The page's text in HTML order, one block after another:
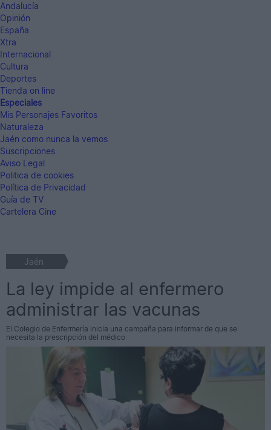
Andalucía
Opinión
España
Xtra
Internacional
Cultura
Deportes
Tienda on line
Especiales
Mis Personajes Favoritos
Naturaleza
Jaén como nunca la vemos
Suscripciones
Aviso Legal
Politica de cookies
Política de Privacidad
Guía de TV
Cartelera Cine
Jaén
La ley impide al enfermero
administrar las vacunas
El Colegio de Enfermería inicia una campaña para informar de que se
necesita la prescripción del médico